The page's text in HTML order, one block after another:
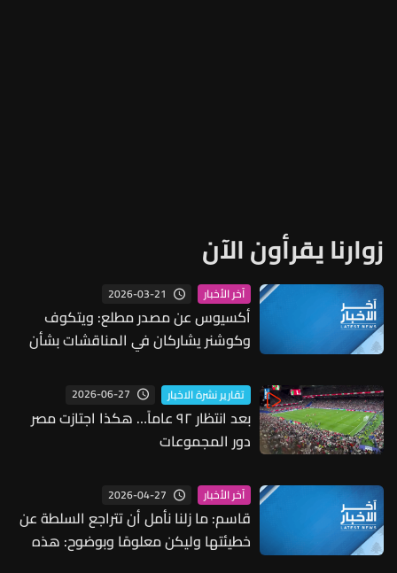
زوارنا يقرأون الآن
آخر الأخبار 2026-03-21
أكسيوس عن مصدر مطلع: ويتكوف
وكوشنر يشاركان في المناقشات بشأن
تقارير نشرة الاخبار 2026-06-27
بعد انتظار ٩٢ عاماً… هكذا اجتازت مصر
دور المجموعات
آخر الأخبار 2026-04-27
قاسم: ما زلنا نأمل أن تتراجع السلطة عن
خطيئتها وليكن معلومًا وبوضوح: هذه